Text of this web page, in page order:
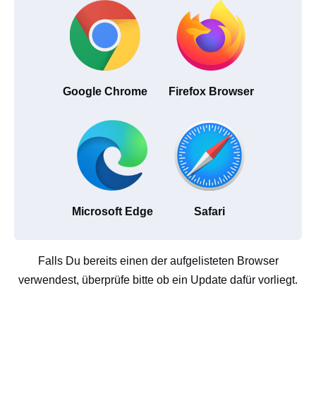
Google Chrome Firefox Browser
Microsoft Edge Safari
Falls Du bereits einen der aufgelisteten Browser
verwendest, überprüfe bitte ob ein Update dafür vorliegt.